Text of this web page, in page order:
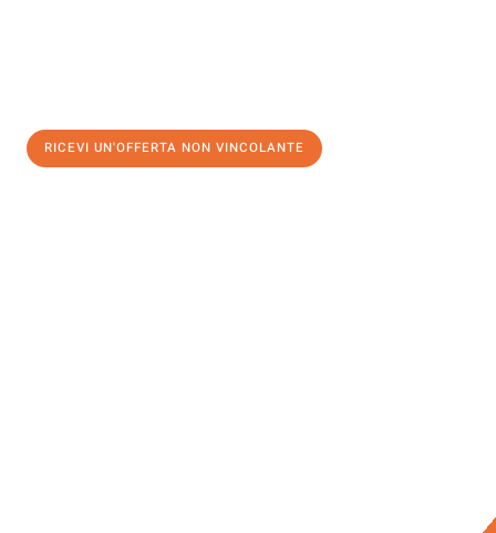
RICEVI UN'OFFERTA NON VINCOLANTE